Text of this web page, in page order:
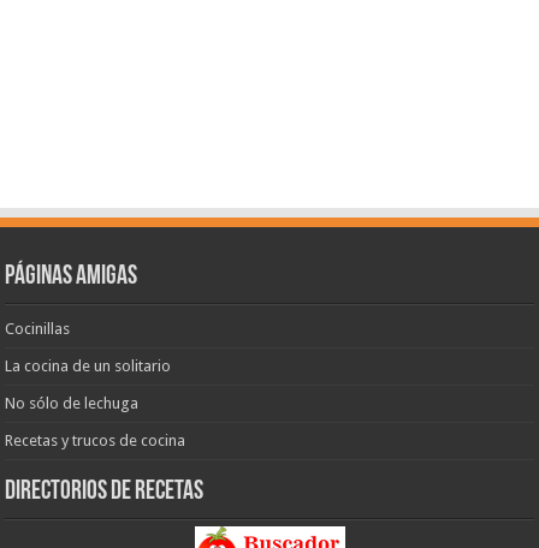
Páginas amigas
Cocinillas
La cocina de un solitario
No sólo de lechuga
Recetas y trucos de cocina
Directorios de recetas